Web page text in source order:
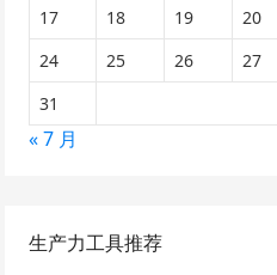
17
18 19 20
24
25 26 27
31
« 7 月
生产力工具推荐